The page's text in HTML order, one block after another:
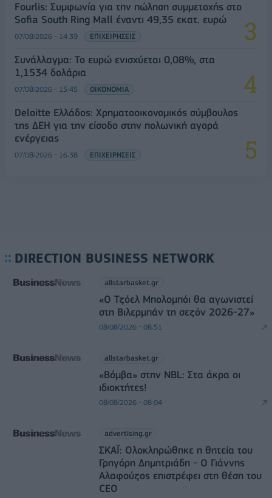
Fourlis: Συμφωνία για την πώληση συμμετοχής στο
Sofia South Ring Mall έναντι 49,35 εκατ. ευρώ
07/08/2026 - 14:39 ΕΠΙΧΕΙΡΗΣΕΙΣ
Συνάλλαγμα: Το ευρώ ενισχύεται 0,08%, στα
1,1534 δολάρια
07/08/2026 - 15:45 ΟΙΚΟΝΟΜΙΑ
Deloitte Ελλάδος: Χρηματοοικονομικός σύμβουλος
της ΔΕΗ για την είσοδο στην πολωνική αγορά
ενέργειας
07/08/2026 - 16:38 ΕΠΙΧΕΙΡΗΣΕΙΣ
DIRECTION BUSINESS NETWORK
allstarbasket.gr
«Ο Τζόελ Μπολομπόι θα αγωνιστεί
στη Βιλερμπάν τη σεζόν 2026-27»
08/08/2026 - 08:51
allstarbasket.gr
«Βόμβα» στην NBL: Στα άκρα οι
ιδιοκτήτες!
08/08/2026 - 08:04
advertising.gr
ΣΚΑΪ: Ολοκληρώθηκε η θητεία του
Γρηγόρη Δημητριάδη - Ο Γιάννης
Αλαφούζος επιστρέφει στη θέση του
CEO